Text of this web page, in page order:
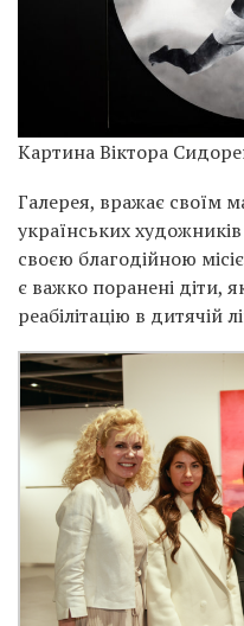
Картина Віктора
Галерея, вражає своїм
українських
своєю благодійною
є важко поранені діти,
реабілітацію в дитячій